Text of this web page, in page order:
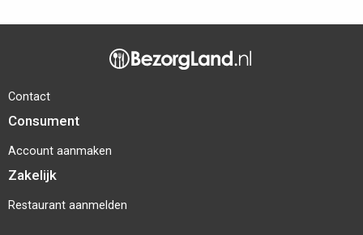
Contact
Consument
Account aanmaken
Zakelijk
Restaurant aanmelden